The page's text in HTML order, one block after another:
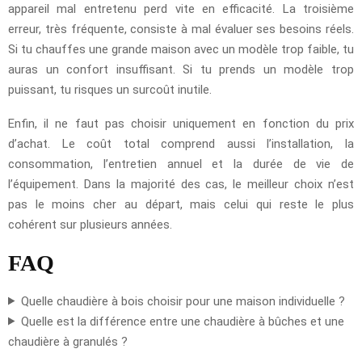
appareil mal entretenu perd vite en efficacité. La troisième
erreur, très fréquente, consiste à mal évaluer ses besoins réels.
Si tu chauffes une grande maison avec un modèle trop faible, tu
auras un confort insuffisant. Si tu prends un modèle trop
puissant, tu risques un surcoût inutile.
Enfin, il ne faut pas choisir uniquement en fonction du prix
d’achat. Le coût total comprend aussi l’installation, la
consommation, l’entretien annuel et la durée de vie de
l’équipement. Dans la majorité des cas, le meilleur choix n’est
pas le moins cher au départ, mais celui qui reste le plus
cohérent sur plusieurs années.
FAQ
Quelle chaudière à bois choisir pour une maison individuelle ?
Quelle est la différence entre une chaudière à bûches et une
chaudière à granulés ?